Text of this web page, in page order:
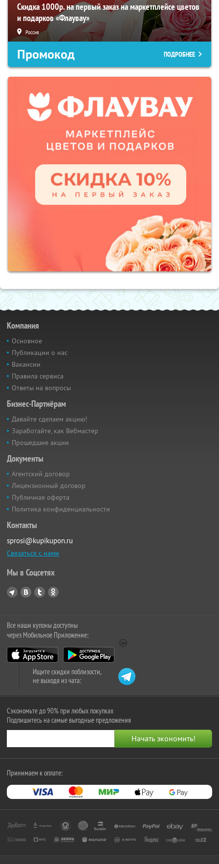
Скидка 1000р. на первый заказ на маркетплейсе цветов
и подарков «Флаувау»
Россия
Промокод ПОДРОБНЕЕ
Компания
Основное
Публикации о нас
Вакансии
Правила сервиса
Ответы на вопросы
Бизнес-Партнёрам
Давайте сделаем акцию!
Заработайте, как Вебмастер
Прошедшие акции
Документы
Агентский договор
Лицензионный договор
Публичная оферта
Политика конфиденциальности
Контакты
sprosi@kupikupon.ru
Связаться с нами
Мы в Соцсетях
Все наши купоны доступны
через Мобильное Приложение:
Ищите скидки поблизости,
не выходя из чата:
Сэкономьте до 90% при любых покупках
Подпишитесь на самые выгодные предложения
Принимаем к оплате: